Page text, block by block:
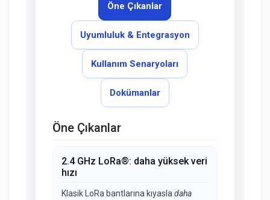
Öne Çıkanlar
Uyumluluk & Entegrasyon
Kullanım Senaryoları
Dokümanlar
Öne Çıkanlar
2.4 GHz LoRa®: daha yüksek veri
hızı
Klasik LoRa bantlarına kıyasla daha